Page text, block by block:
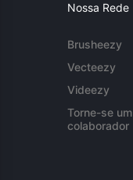
Nossa Rede
Brusheezy
Vecteezy
Videezy
Torne-se um
colaborador